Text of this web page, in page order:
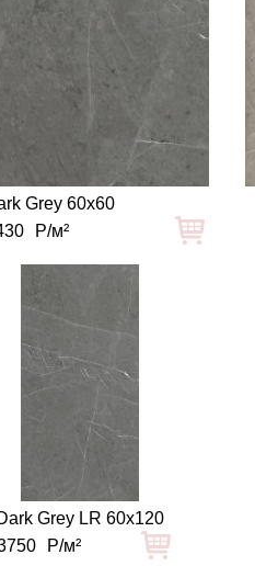
Grey 60x60
Р/м²
Grey LR 60x120
Р/м²